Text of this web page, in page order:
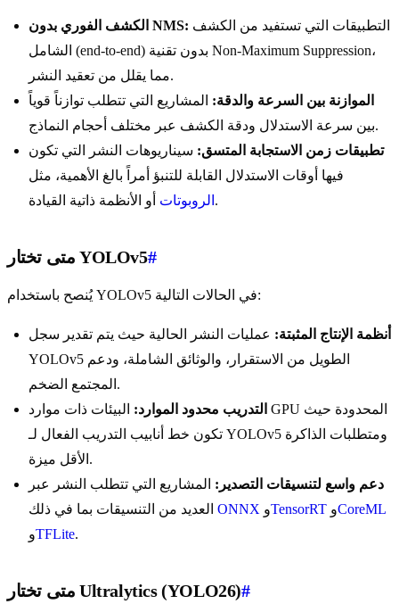
الكشف الفوري بدون NMS:
الشامل (end-to-end) بدون تقنية Non-Maximum Suppression،
مما يقلل من تعقيد النشر.
الموازنة بين السرعة والدقة: المشاريع التي تتطلب توازناً قوياً
بين سرعة الاستدلال ودقة الكشف عبر مختلف أحجام النماذج.
تطبيقات زمن الاستجابة المتسق: سيناريوهات النشر التي تكون
فيها أوقات الاستدلال القابلة للتنبؤ أمراً بالغ الأهمية، مثل
الروبوتات أو الأنظمة ذاتية القيادة.
متى تختار YOLOv5#
يُنصح باستخدام YOLOv5 في الحالات التالية:
أنظمة الإنتاج المثبتة: عمليات النشر الحالية حيث يتم تقدير سجل
YOLOv5 الطويل من الاستقرار، والوثائق الشاملة، ودعم
المجتمع الضخم.
التدريب محدود الموارد: البيئات ذات موارد GPU المحدودة حيث
تكون خط أنابيب التدريب الفعال لـ YOLOv5 ومتطلبات الذاكرة
الأقل ميزة.
دعم واسع لتنسيقات التصدير: المشاريع التي تتطلب النشر عبر
ONNX وTensorRT وCoreML
وTFLite.
متى تختار Ultralytics (YOLO26)#